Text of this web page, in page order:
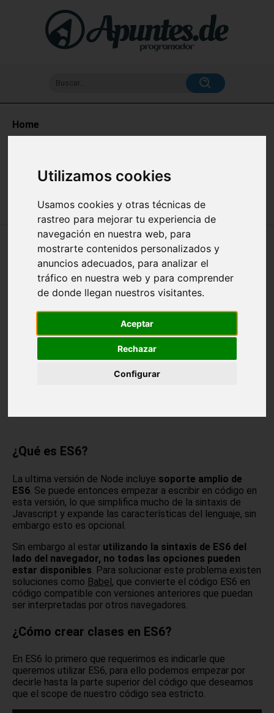
Utilizamos cookies
Usamos cookies y otras técnicas de
rastreo para mejorar tu experiencia de
navegación en nuestra web, para
mostrarte contenidos personalizados y
anuncios adecuados, para analizar el
tráfico en nuestra web y para comprender
de donde llegan nuestros visitantes.
Aceptar
Rechazar
Configurar
Buscar...
Home
🔥 NOVEDADES DE ES6 EN NODE.JS:
ARROW FUNCTIONS, TEMPLATE STRINGS
Y MÁS
¿Qué es ES6?
La ultima versión de Node incluye soporte amplio de
ES6 . Se puede entonces empezar a escribir en código en
esta versión, lo que simplifica mucho de la sintaxis de
Javascript y expande las características del lenguaje, sin
embargo esto es opcional.
Sin embargo al estar utilizando la sintaxis de ES6 del
lado del navegador, no todas las opciones pueden
estar disponibles . Para solucionar este problema existen
soluciones como Babel, que convierte el código ES6 en
código compatible con versiones anteriores que puedan
ser interpretadas por otros navegadores.
¿Cómo crear clases en ES6?
En ES6 lo primero que requerimos es indicarle que
queremos utilizar ES6, para ello podemos empezar por
decirle hasta la parte superior del código que deseamos
que el scope de nuestro código sea estricto.